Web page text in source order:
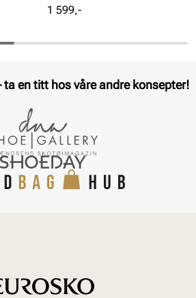
Pris
1 599,-
ta en titt hos våre andre konsepter!